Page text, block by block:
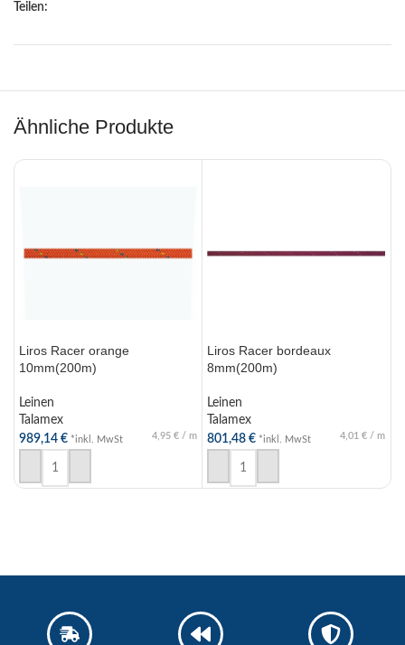
Teilen:
Ähnliche Produkte
Liros Racer orange
10mm(200m)
Leinen
Talamex
989,14 € *inkl. MwSt 4,95 € / m
IN DEN WARENKORB
Liros Racer bordeaux
8mm(200m)
Leinen
Talamex
801,48 € *inkl. MwSt 4,01 € / m
IN DEN WARENKORB